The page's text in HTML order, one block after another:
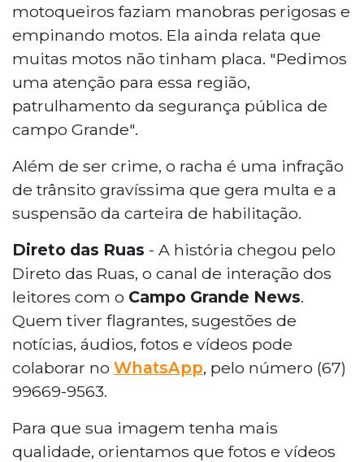
motoqueiros faziam manobras perigosas e
empinando motos. Ela ainda relata que
muitas motos não tinham placa. "Pedimos
uma atenção para essa região,
patrulhamento da segurança pública de
campo Grande".
Além de ser crime, o racha é uma infração
de trânsito gravíssima que gera multa e a
suspensão da carteira de habilitação.
Direto das Ruas - A história chegou pelo
Direto das Ruas, o canal de interação dos
leitores com o Campo Grande News.
Quem tiver flagrantes, sugestões de
notícias, áudios, fotos e vídeos pode
colaborar no WhatsApp, pelo número (67)
99669-9563.
Para que sua imagem tenha mais
qualidade, orientamos que fotos e vídeos